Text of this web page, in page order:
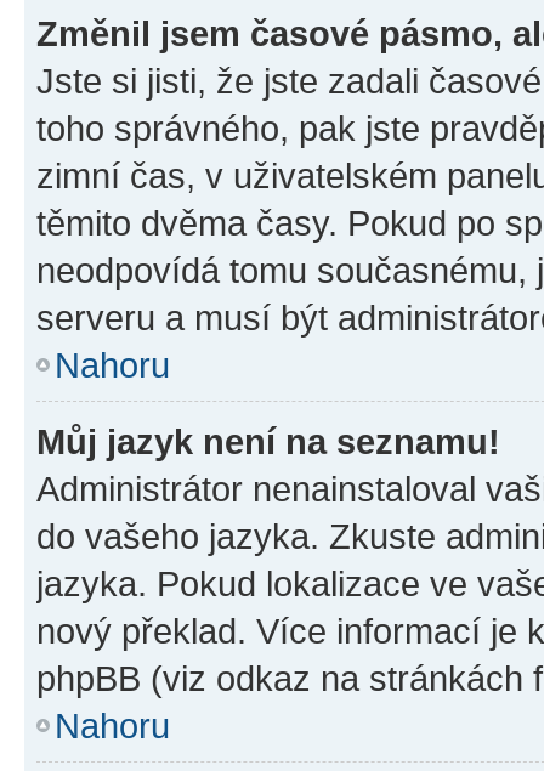
Změnil jsem časové pásmo,
Jste si jisti, že jste zadali
toho správného, pak jste
zimní čas, v uživatelském
těmito dvěma časy. Pokud po
neodpovídá tomu
serveru a musí být
Nahoru
Můj jazyk není na seznamu!
Administrátor nenainstaloval
do vašeho jazyka. Zkuste
jazyka. Pokud lokalizace ve
nový překlad. Více informací je
phpBB (viz odkaz na stránkách
Nahoru